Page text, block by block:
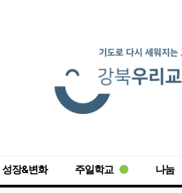
성장&변화 주일학교 나눔